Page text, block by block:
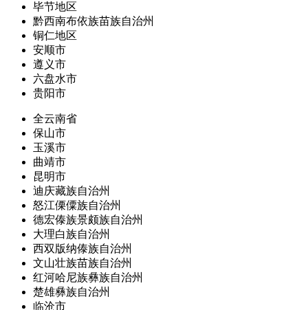
毕节地区
黔西南布依族苗族自治州
铜仁地区
安顺市
遵义市
六盘水市
贵阳市
全云南省
保山市
玉溪市
曲靖市
昆明市
迪庆藏族自治州
怒江傈僳族自治州
德宏傣族景颇族自治州
大理白族自治州
西双版纳傣族自治州
文山壮族苗族自治州
红河哈尼族彝族自治州
楚雄彝族自治州
临沧市